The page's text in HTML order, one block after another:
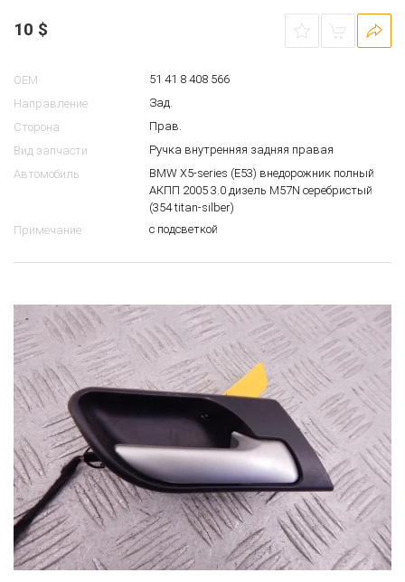
10 $
OEM
51 41 8 408 566
Направление
Зад.
Сторона
Прав.
Вид запчасти
Ручка внутренняя задняя правая
Автомобиль
BMW X5-series (E53) внедорожник полный
АКПП 2005 3.0 дизель M57N серебристый
(354 titan-silber)
Примечание
с подсветкой